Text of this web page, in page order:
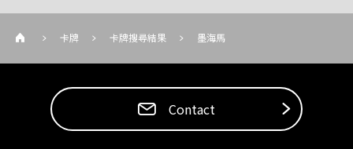
卡牌 卡牌搜尋結果 墨海馬
Contact